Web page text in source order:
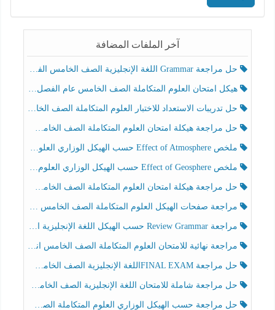
آخر الملفات المضافة
حل مراجعة Grammar اللغة الإنجليزية الصف الخامس الفصل الثالث
هيكل امتحان العلوم المتكاملة الصف الخامس عام الفصل الدراسي الثالث 2025-2026
حل تدريبات الاستعداد للاختبار العلوم المتكاملة الصف الخامس عام الفصل الثالث
حل مراجعة هيكلة امتحان العلوم المتكاملة الصف الخامس انسبير الفصل الثالث
ملخص Effect of Atmosphere حسب الهيكل الوزاري العلوم المتكاملة الصف الخامس انسبير الفصل الثالث
ملخص Effect of Geosphere حسب الهيكل الوزاري العلوم المتكاملة الصف الخامس انسبير الفصل الثالث
حل مراجعة هيكلة امتحان العلوم المتكاملة الصف الخامس عام الفصل الثالث
مراجعة صفحات الهيكل العلوم المتكاملة الصف الخامس انسبير الفصل الثالث
مراجعة Review Grammar حسب الهيكل اللغة الإنجليزية الصف الخامس الفصل الثالث
مراجعة نهائية للامتحان العلوم المتكاملة الصف الخامس انسبير الفصل الثالث
حل مراجعة FINAL EXAMاللغة الإنجليزية الصف الخامس الفصل الثالث
حل مراجعة شاملة للامتحان اللغة الإنجليزية الصف الخامس الفصل الثالث
حل مراجعة حسب الهيكل الوزاري العلوم المتكاملة الصف الخامس عام الفصل الثالث